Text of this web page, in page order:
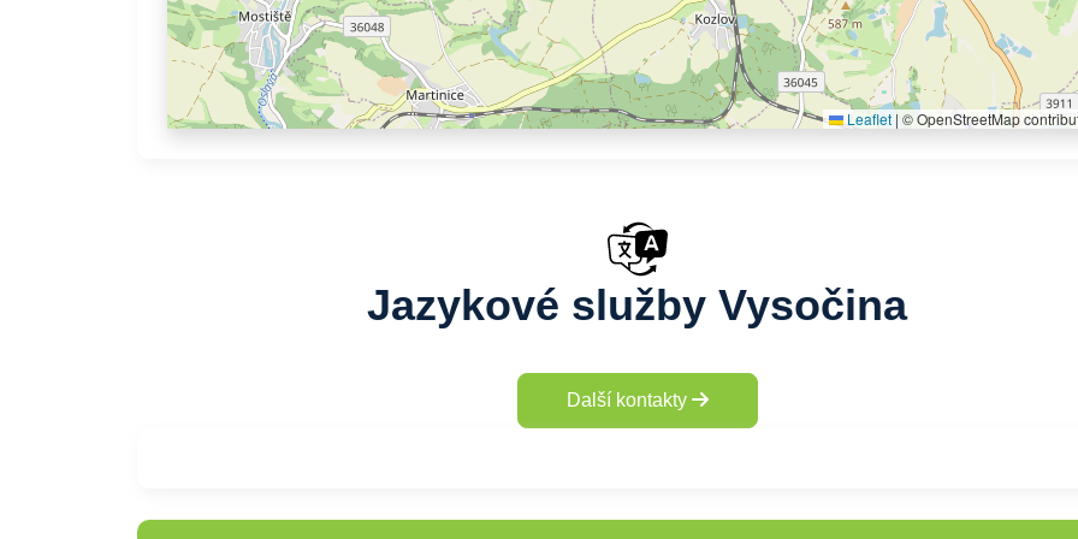
Leaflet |© OpenStreetMap
Jazykové služby Vysočina
Další kontakty